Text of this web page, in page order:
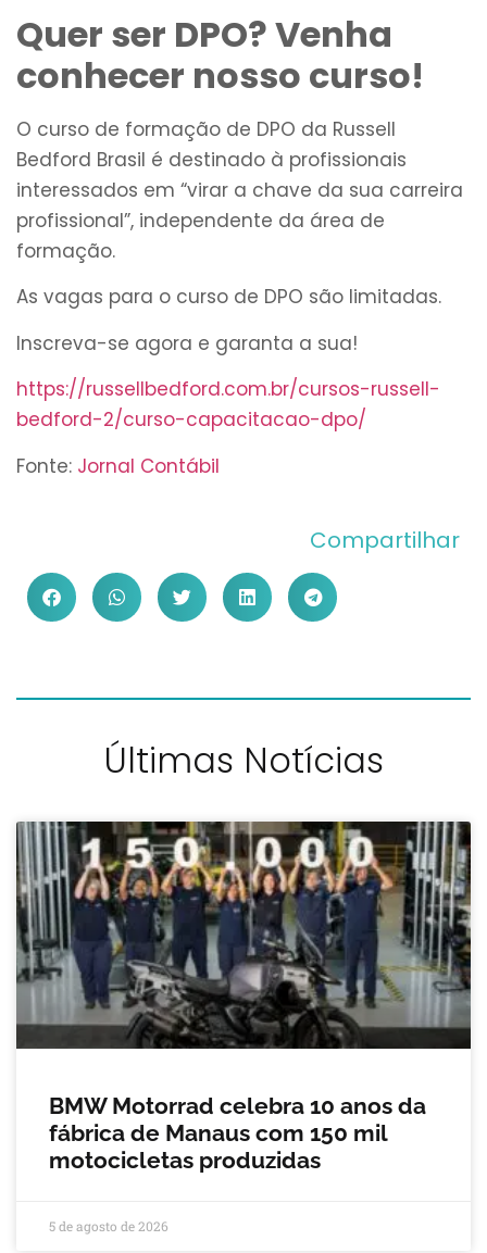
Quer ser DPO? Venha
conhecer nosso curso!
O curso de formação de DPO da Russell
Bedford Brasil é destinado à profissionais
interessados em “virar a chave da sua carreira
profissional”, independente da área de
formação.
As vagas para o curso de DPO são limitadas.
Inscreva-se agora e garanta a sua!
https://russellbedford.com.br/cursos-russell-
bedford-2/curso-capacitacao-dpo/
Fonte: Jornal Contábil
Compartilhar
Últimas Notícias
BMW Motorrad celebra 10 anos da
fábrica de Manaus com 150 mil
motocicletas produzidas
5 de agosto de 2026